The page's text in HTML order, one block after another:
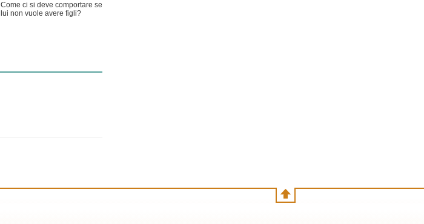
Come ci si deve comportare se
lui non vuole avere figli?